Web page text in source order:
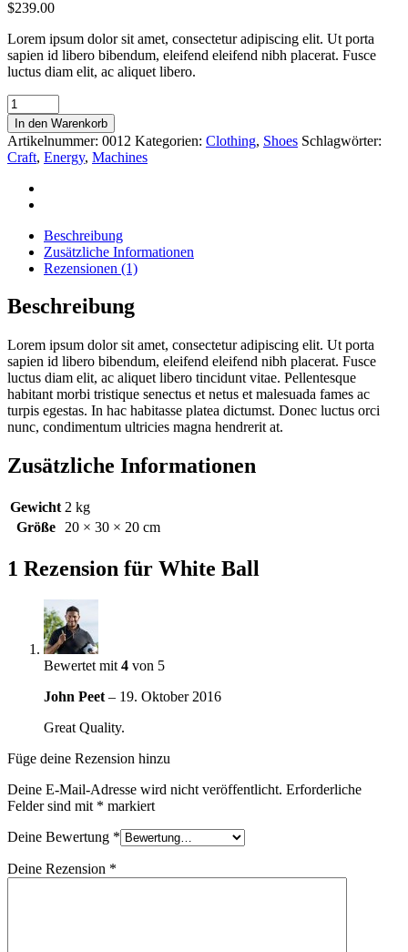
$239.00
Lorem ipsum dolor sit amet, consectetur adipiscing elit. Ut porta
sapien id libero bibendum, eleifend eleifend nibh placerat. Fusce
luctus diam elit, ac aliquet libero.
White
Ball
quantity
In den Warenkorb
Artikelnummer: 0012 Kategorien: Clothing, Shoes Schlagwörter:
Craft, Energy, Machines
Beschreibung
Zusätzliche Informationen
Rezensionen (1)
Beschreibung
Lorem ipsum dolor sit amet, consectetur adipiscing elit. Ut porta
sapien id libero bibendum, eleifend eleifend nibh placerat. Fusce
luctus diam elit, ac aliquet libero tincidunt vitae. Pellentesque
habitant morbi tristique senectus et netus et malesuada fames ac
turpis egestas. In hac habitasse platea dictumst. Donec luctus orci
nunc, condimentum ultricies magna hendrerit at.
Zusätzliche Informationen
Gewicht 2 kg
Größe
20 × 30 × 20 cm
1 Rezension für White Ball
Bewertet mit 4 von 5
John Peet – 19. Oktober 2016
Great Quality.
Füge deine Rezension hinzu
Deine E-Mail-Adresse wird nicht veröffentlicht. Erforderliche
Felder sind mit * markiert
Deine Bewertung *
Deine Rezension *